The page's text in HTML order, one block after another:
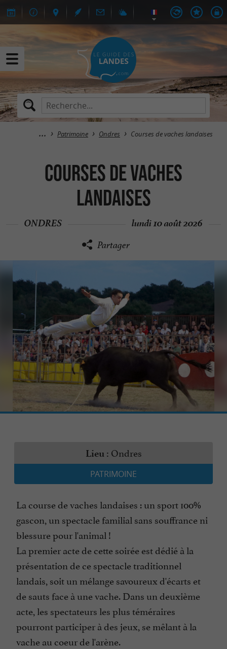
Patrimoine Ondres Courses de vaches landaises
Courses de vaches
landaises
ONDRES lundi 10 août 2026
Partager
Lieu : Ondres
PATRIMOINE
La course de vaches landaises : un sport 100%
gascon, un spectacle familial sans souffrance ni
blessure pour l'animal !
La premier acte de cette soirée est dédié à la
présentation de ce spectacle traditionnel
landais, soit un mélange savoureux d'écarts et
de sauts face à une vache. Dans un deuxième
acte, les spectateurs les plus téméraires
pourront participer à des jeux, se mêlant à la
vache au coeur de l'arène.